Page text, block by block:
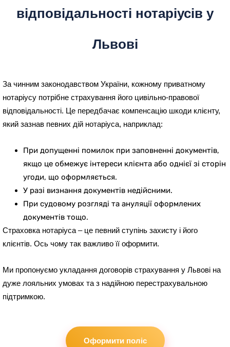
відповідальності нотаріусів у
Львові
За чинним законодавством України, кожному приватному
нотаріусу потрібне страхування його цивільно-правової
відповідальності. Це передбачає компенсацію шкоди клієнту,
який зазнав певних дій нотаріуса, наприклад:
При допущенні помилок при заповненні документів,
якщо це обмежує інтереси клієнта або однієї зі сторін
угоди, що оформляється.
У разі визнання документів недійсними.
При судовому розгляді та ануляції оформлених
документів тощо.
Страховка нотаріуса – це певний ступінь захисту і його
клієнтів. Ось чому так важливо її оформити.
Ми пропонуємо укладання договорів страхування у Львові на
дуже лояльних умовах та з надійною перестрахувальною
підтримкою.
Оформити поліс